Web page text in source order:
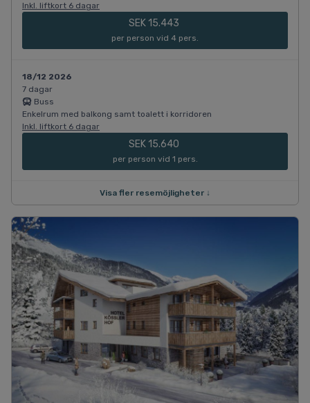
Inkl. liftkort 6 dagar
SEK 15.443
per person vid 4 pers.
18/12 2026
7 dagar
Buss
Enkelrum med balkong samt toalett i korridoren
Inkl. liftkort 6 dagar
SEK 15.640
per person vid 1 pers.
Visa fler resemöjligheter ↓